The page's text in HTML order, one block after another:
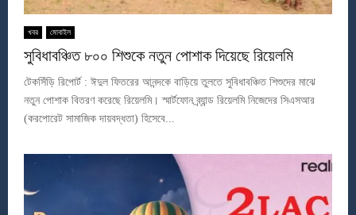
খবর মোবাইল
সুবিধাবঞ্চিত ৮০০ শিশুকে নতুন পোশাক দিয়েছে রিয়েলমি
টেকসিঁড়ি রিপোর্ট : ঈদুল ফিতরের আনন্দকে বাড়িয়ে তুলতে সুবিধাবঞ্চিত শিশুদের মাঝে
নতুন পোশাক বিতরণ করেছে রিয়েলমি। স্মার্টফোন ব্র্যান্ড রিয়েলমি নিজেদের সিএসআর
(করপোরেট সামাজিক দায়বদ্ধতা) হিসেবে...